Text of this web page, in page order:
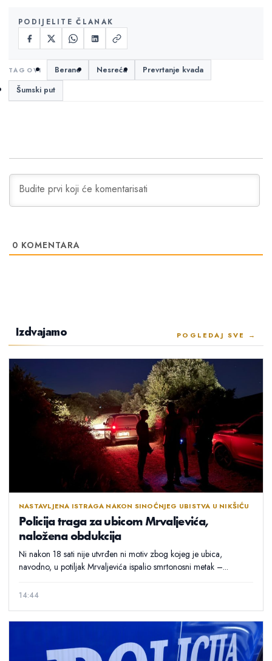
PODIJELITE ČLANAK
Berane Nesreća
Prevrtanje kvada
Šumski put
0 KOMENTARA
Izdvajamo POGLEDAJ SVE →
NASTAVLJENA ISTRAGA NAKON SINOĆNJEG UBISTVA U NIKŠIĆU
Policija traga za ubicom Mrvaljevića,
naložena obdukcija
Ni nakon 18 sati nije utvrđen ni motiv zbog kojeg je ubica,
navodno, u potiljak Mrvaljevića ispalio smrtonosni metak –...
14:44